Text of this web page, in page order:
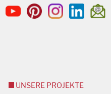
UNSERE PROJEKTE